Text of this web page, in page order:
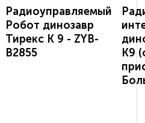
Радиоуправляемый
Робот динозавр
Тирекс К 9 - ZYB-
B2855
K9